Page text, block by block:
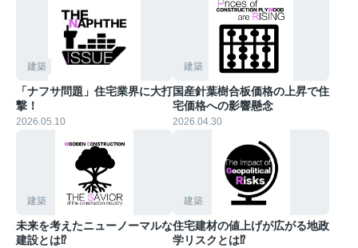
建築
「ナフサ問題」住宅業界に大打
撃！
2026.05.10
建築
国産針葉樹合板価格の上昇で住
宅価格への影響懸念
2026.04.30
建築
未来を考えたニューノーマルな
建設とは⁉︎
建築
住宅建材の値上げが広がる地政
学リスクとは⁉︎